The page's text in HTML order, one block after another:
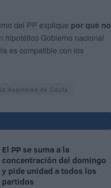
del PP explique por qué no
hipotético Gobierno nacional
es compatible con los
Asamblea de Ceuta
El PP se suma a la
concentración del domingo
y pide unidad a todos los
partidos